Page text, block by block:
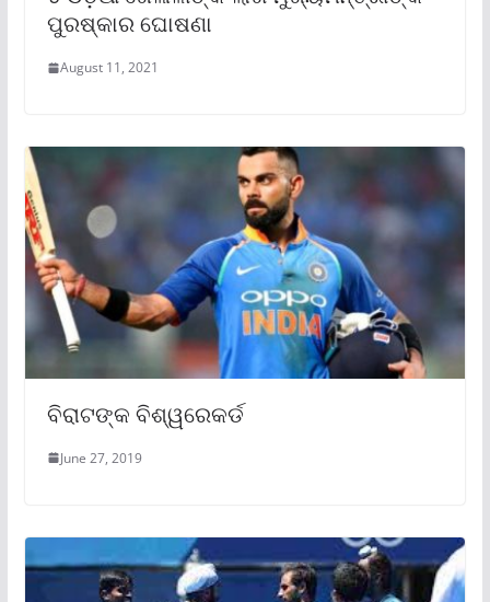
ପୁରଷ୍କାର ଘୋଷଣା
August 11, 2021
ବିରାଟଙ୍କ ବିଶ୍ୱରେକର୍ଡ
June 27, 2019